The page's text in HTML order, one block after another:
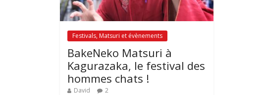
Festivals, Matsuri et évènements
BakeNeko Matsuri à
Kagurazaka, le festival des
hommes chats !
David 2